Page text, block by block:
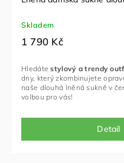
Skladem
1 790 Kč
Detail
Hledátestylový a trendy
dny, který zkombinujete
naše dlouhá lněná sukně v
volbou pro vás!